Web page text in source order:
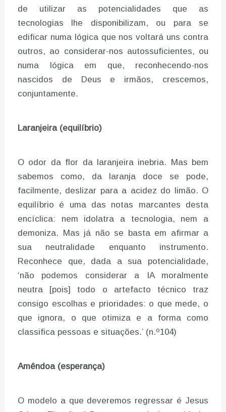
de utilizar as potencialidades que as
tecnologias lhe disponibilizam, ou para se
edificar numa lógica que nos voltará uns contra
outros, ao considerar-nos autossuficientes, ou
numa lógica em que, reconhecendo-nos
nascidos de Deus e irmãos, crescemos,
conjuntamente.
Laranjeira (equilíbrio)
O odor da flor da laranjeira inebria. Mas bem
sabemos como, da laranja doce se pode,
facilmente, deslizar para a acidez do limão. O
equilíbrio é uma das notas marcantes desta
encíclica: nem idolatra a tecnologia, nem a
demoniza. Mas já não se basta em afirmar a
sua neutralidade enquanto instrumento.
Reconhece que, dada a sua potencialidade,
‘não podemos considerar a IA moralmente
neutra [pois] todo o artefacto técnico traz
consigo escolhas e prioridades: o que mede, o
que ignora, o que otimiza e a forma como
classifica pessoas e situações.’ (n.º104)
Amêndoa (esperança)
O modelo a que deveremos regressar é Jesus